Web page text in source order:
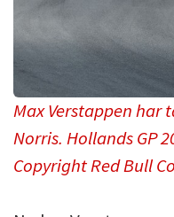
Max Verstappen har
Norris. Hollands GP
Copyright Red Bull